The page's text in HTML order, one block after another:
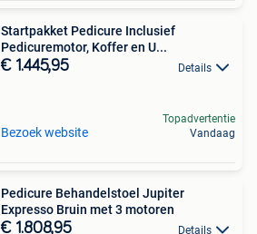
Startpakket Pedicure Inclusief
Pedicuremotor, Koffer en U...
€ 1.445,95 Details
Bezoek website
Topadvertentie
Vandaag
Pedicure Behandelstoel Jupiter
Expresso Bruin met 3 motoren
€ 1.808,95 Details